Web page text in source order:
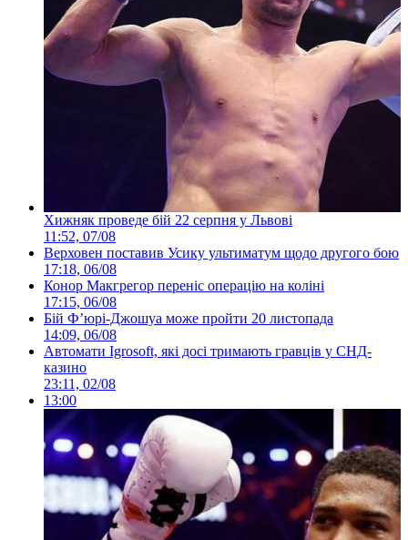
Хижняк проведе бій 22 серпня у Львові
11:52, 07/08
Верховен поставив Усику ультиматум щодо другого бою
17:18, 06/08
Конор Макгрегор переніс операцію на коліні
17:15, 06/08
Бій Ф’юрі-Джошуа може пройти 20 листопада
14:09, 06/08
Автомати Igrosoft, які досі тримають гравців у СНД-
казино
23:11, 02/08
13:00